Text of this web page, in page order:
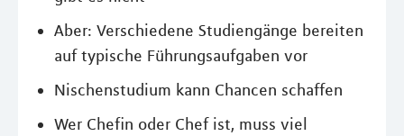
Aber: Verschiedene Studiengänge bereiten
auf typische Führungsaufgaben vor
Nischenstudium kann Chancen schaffen
Wer Chefin oder Chef ist, muss viel